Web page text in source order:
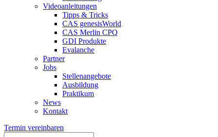
Videoanleitungen
Tipps & Tricks
CAS genesisWorld
CAS Merlin CPQ
GDI Produkte
Evalanche
Partner
Jobs
Stellenangebote
Ausbildung
Praktikum
News
Kontakt
Termin vereinbaren